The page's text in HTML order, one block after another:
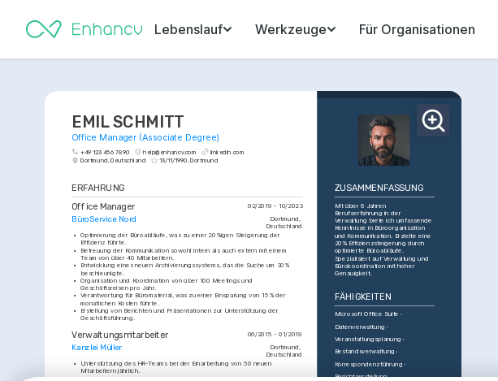
Lebenslauf Werkzeuge Für Organisationen
EMIL SCHMITT
Office Manager (Associate Degree)
+49 123 456 7890 help@enhancv.com
linkedin.com
Dortmund, Deutschland
13/11/1990, Dortmund
ERFAHRUNG
Office Manager 02/2019 - 10/2023
BüroService Nord
Dortmund,
Deutschland
• Optimierung der Büroabläufe, was zu einer 20%igen Steigerung der
Effizienz führte.
•
Betreuung der Kommunikation sowohl intern als auch extern mit einem
Team von über 40 Mitarbeitern.
•
Entwicklung eines neuen Archivierungssystems, das die Suche um 30%
beschleunigte.
•
Organisation und Koordination von über 100 Meetings und
Geschäftsreisen pro Jahr.
• Verantwortung für Büromaterial, was zu einer Einsparung von 15% der
monatlichen Kosten führte.
•
Erstellung von Berichten und Präsentationen zur Unterstützung der
Geschäftsführung.
Verwaltungsmitarbeiter 06/2015 - 01/2019
Kanzlei Müller Dortmund,
Deutschland
•
Unterstützung des HR-Teams bei der Einarbeitung von 50 neuen
Mitarbeitern jährlich.
ZUSAMMENFASSUNG
Mit über 6 Jahren
Berufserfahrung in der
Verwaltung biete ich umfassende
Kenntnisse in Büroorganisation
und Kommunikation. Erzielte eine
20% Effizienzsteigerung durch
optimierte Büroabläufe.
Spezialisiert auf Verwaltung und
Bürokoordination mit hoher
Genauigkeit.
FÄHIGKEITEN
Microsoft Office Suite
Datenverwaltung
Veranstaltungsplanung
Bestandsverwaltung
Korrespondenzführung
Berichtserstellung